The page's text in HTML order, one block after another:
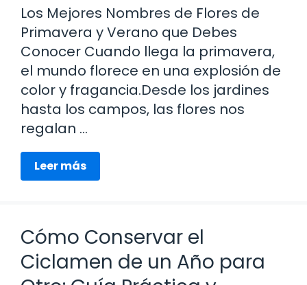
Los Mejores Nombres de Flores de
Primavera y Verano que Debes
Conocer Cuando llega la primavera,
el mundo florece en una explosión de
color y fragancia.Desde los jardines
hasta los campos, las flores nos
regalan …
Leer más
Cómo Conservar el
Ciclamen de un Año para